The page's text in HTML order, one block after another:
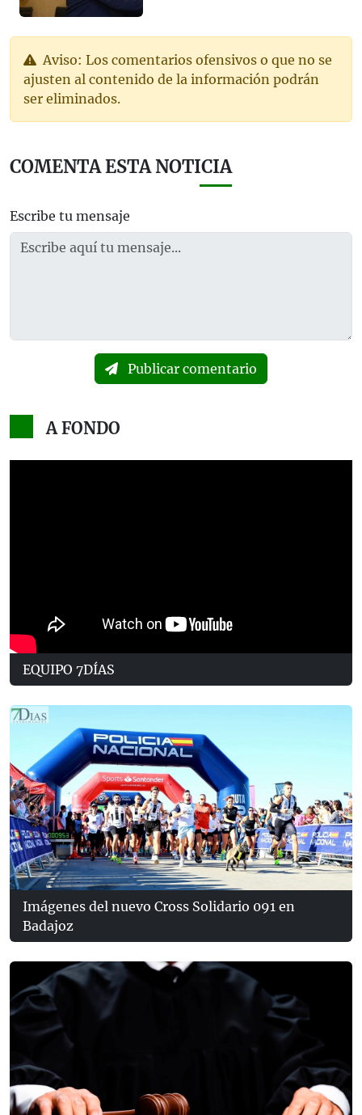
Aviso: Los comentarios ofensivos o que no se
ajusten al contenido de la información podrán
ser eliminados.
COMENTA ESTA NOTICIA
Escribe tu mensaje
Publicar comentario
A FONDO
EQUIPO 7DÍAS
Imágenes del nuevo Cross Solidario 091 en
Badajoz